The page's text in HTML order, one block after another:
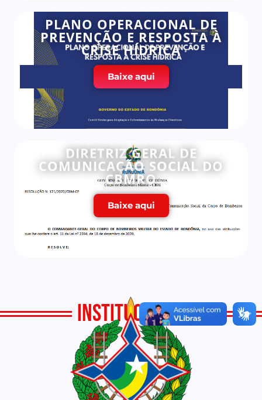
PLANO OPERACIONAL DE
PREVENÇÃO E RESPOSTA À
CRISE HÍDRICA
Baixe aqui
DIRETRIZ GERAL DE
COMUNICAÇÃO SOCIAL DO
CBMRO
Baixe aqui
INSTITUCIONAL